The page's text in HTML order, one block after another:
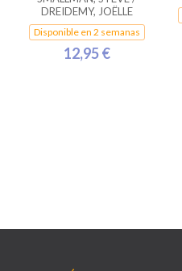
DREIDEMY, JOËLLE
Disponible en 2 semanas
12,95 €